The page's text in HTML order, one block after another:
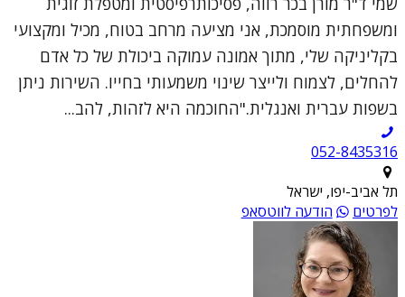
ומשפחתית מוסמכת, אני מציעה מרחב בטוח, מכיל ומקצועי
בקליניקה שלי, מתוך אמונה עמוקה ביכולת של כל אדם
להחלים, לצמוח ולייצר שינוי משמעותי בחייו. השירות ניתן
בשפות עברית ואנגלית."החוכמה היא לזהות, להב...
052-8435316
תל אביב-יפו, ישראל
לפרטים
הודעה לווטסאפ